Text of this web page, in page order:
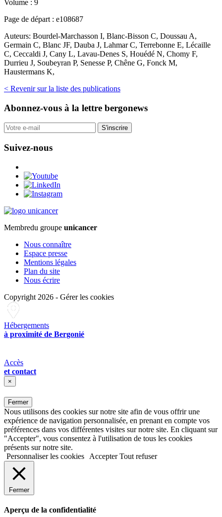
Volume : 9
Page de départ : e108687
Auteurs: Bourdel-Marchasson I, Blanc-Bisson C, Doussau A,
Germain C, Blanc JF, Dauba J, Lahmar C, Terrebonne E, Lécaille
C, Ceccaldi J, Cany L, Lavau-Denes S, Houédé N, Chomy F,
Durrieu J, Soubeyran P, Senesse P, Chêne G, Fonck M,
Haustermans K,
< Revenir sur la liste des publications
Abonnez-vous à la lettre bergonews
S'inscrire
Suivez-nous
Membredu groupe unicancer
Nous connaître
Espace presse
Mentions légales
Plan du site
Nous écrire
Copyright 2026 - Gérer les cookies
Hébergements
à proximité de Bergonié
Accès
et contact
×
Fermer
Nous utilisons des cookies sur notre site afin de vous offrir une
expérience de navigation personnalisée, en prenant en compte vos
préférences dans vos différentes visites sur notre site. En cliquant sur
"Accepter", vous consentez à l'utilisation de tous les cookies
présents sur notre site.
Personnaliser les cookies
Accepter Tout refuser
Fermer
Aperçu de la confidentialité